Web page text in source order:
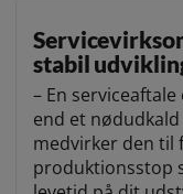
stabil
– En
end et nødudkald
medvirker den til
produktionsstop